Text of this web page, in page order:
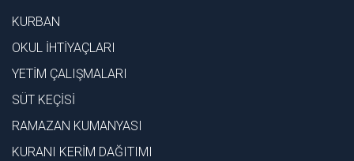
KURBAN
OKUL İHTİYAÇLARI
YETİM ÇALIŞMALARI
SÜT KEÇİSİ
RAMAZAN KUMANYASI
KURANI KERİM DAĞITIMI